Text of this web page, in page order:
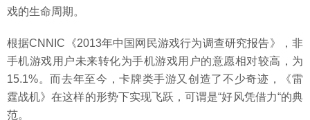
戏的生命周期。
根据CNNIC《2013年中国网民游戏行为调查研究报告》，非
手机游戏用户未来转化为手机游戏用户的意愿相对较高，为
15.1%。而去年至今，卡牌类手游又创造了不少奇迹，《雷
霆战机》在这样的形势下实现飞跃，可谓是“好风凭借力“的典
范。